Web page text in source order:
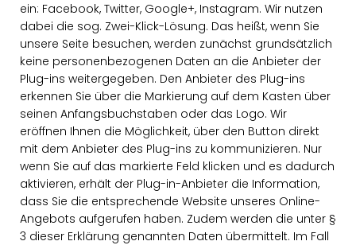
ein: Facebook, Twitter, Google+, Instagram. Wir nutzen
dabei die sog. Zwei-Klick-Lösung. Das heißt, wenn Sie
unsere Seite besuchen, werden zunächst grundsätzlich
keine personenbezogenen Daten an die Anbieter der
Plug-ins weitergegeben. Den Anbieter des Plug-ins
erkennen Sie über die Markierung auf dem Kasten über
seinen Anfangsbuchstaben oder das Logo. Wir
eröffnen Ihnen die Möglichkeit, über den Button direkt
mit dem Anbieter des Plug-ins zu kommunizieren. Nur
wenn Sie auf das markierte Feld klicken und es dadurch
aktivieren, erhält der Plug-in-Anbieter die Information,
dass Sie die entsprechende Website unseres Online-
Angebots aufgerufen haben. Zudem werden die unter §
3 dieser Erklärung genannten Daten übermittelt. Im Fall